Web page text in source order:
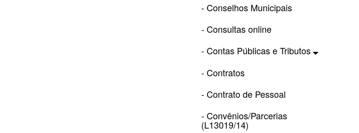
- Conselhos Municipais
- Consultas online
- Contas Públicas e Tributos
- Contratos
- Contrato de Pessoal
- Convênios/Parcerias
(L13019/14)